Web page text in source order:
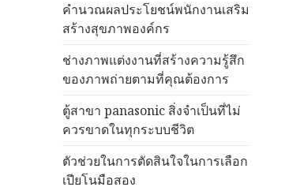
คำนวณผลประโยชน์พนักงานเสริม
สร้างสุขภาพองค์กร
ช่างภาพแต่งงานที่สร้างความรู้สึก
ของภาพถ่ายตามที่คุณต้องการ
ตู้สาขา panasonic สิ่งจำเป็นที่ไม่
ควรขาดในทุกระบบชีวิต
ตัวช่วยในการตัดสินใจในการเลือก
เปียโนมือสอง